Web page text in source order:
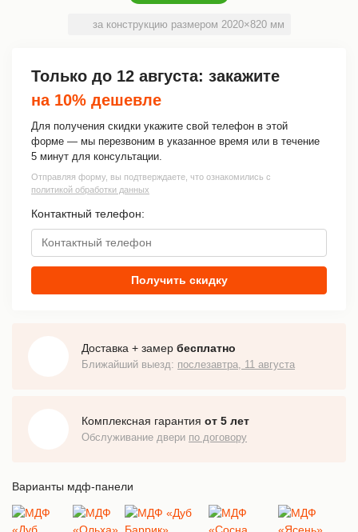
за конструкцию размером 2020×820 мм
Только до 12 августа: закажите
на 10% дешевле
Для получения скидки укажите свой телефон в этой
форме — мы перезвоним в указанное время или в течение
5 минут для консультации.
Отправляя форму, вы подтверждаете, что ознакомились с
политикой обработки данных
Контактный телефон:
Получить скидку
Доставка + замер бесплатно
Ближайший выезд: послезавтра, 11 августа
Комплексная гарантия от 5 лет
Обслуживание двери по договору
Варианты мдф-панели